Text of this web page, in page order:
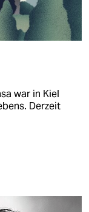
war in Kiel
Derzeit